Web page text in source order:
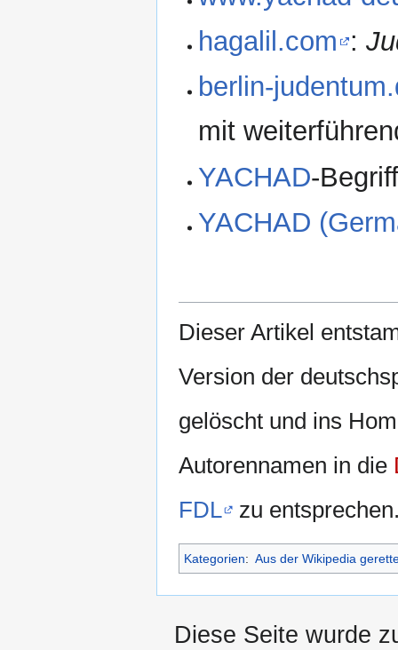
hagalil.com :
berlin-
mit
YACHAD-
YACHAD
Dieser Artikel
Version der
gelöscht und ins
Autorennamen in die
FDL zu
Kategorien: Aus der Wikipedia
Diese Seite wurde